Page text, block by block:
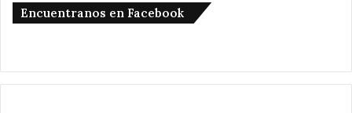
Encuentranos en Facebook